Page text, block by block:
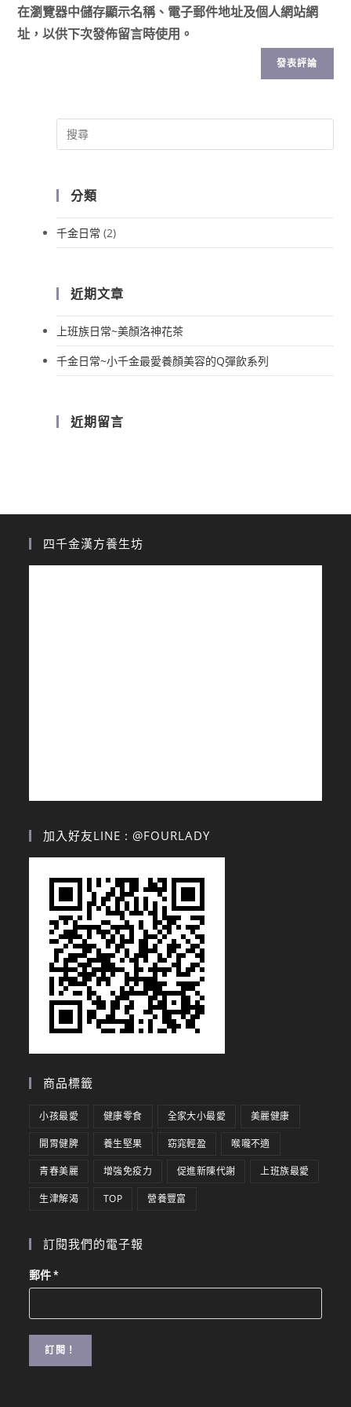
在瀏覽器中儲存顯示名稱、電子郵件地址及個人網站網
址，以供下次發佈留言時使用。
分類
千金日常 (2)
近期文章
上班族日常~美顏洛神花茶
千金日常~小千金最愛養顏美容的Q彈飲系列
近期留言
四千金漢方養生坊
加入好友LINE : @FOURLADY
商品標籤
小孩最愛 健康零食 全家大小最愛 美麗健康
開胃健脾 養生堅果 窈窕輕盈 喉嚨不適
青春美麗 增強免疫力 促進新陳代謝 上班族最愛
生津解渴 TOP 營養豐富
訂閱我們的電子報
郵件*